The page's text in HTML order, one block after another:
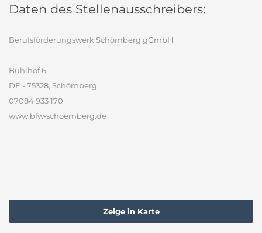
Daten des Stellenausschreibers:
Berufsförderungswerk Schömberg gGmbH
Bühlhof 6
DE - 75328, Schömberg
07084 933 170
www.bfw‐schoemberg.de
Zeige in Karte